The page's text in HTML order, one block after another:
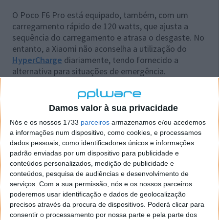
Damos valor à sua privacidade
Nós e os nossos 1733 parceiros armazenamos e/ou acedemos
a informações num dispositivo, como cookies, e processamos
dados pessoais, como identificadores únicos e informações
padrão enviadas por um dispositivo para publicidade e
conteúdos personalizados, medição de publicidade e
conteúdos, pesquisa de audiências e desenvolvimento de
serviços. Com a sua permissão, nós e os nossos parceiros
poderemos usar identificação e dados de geolocalização
precisos através da procura de dispositivos. Poderá clicar para
consentir o processamento por nossa parte e pela parte dos
O Poco F6 Pro está equipado, também, com um
carregamento rápido de 120 watts, que ajusta a
sequência do carregamento e atrasa o desgaste. No
entanto, a Xiaomi não aconselha a utilização do
HyperCharge diariamente, tendo fornecido a
alternativa para situações de emergência.
Este artigo tem mais de um ano
Acompanhe o Pplware no Google Notícias
Proponha uma correção, faça uma sugestão
Ana Sofia Neto